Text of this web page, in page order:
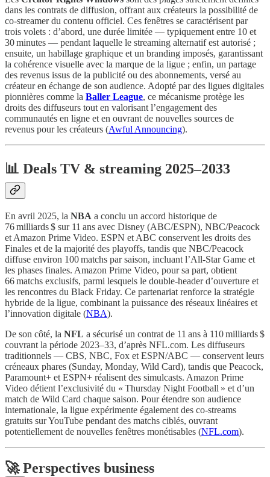
dans les contrats de diffusion, offrant aux créateurs la possibilité de
co‑streamer du contenu officiel. Ces fenêtres se caractérisent par
trois volets : d’abord, une durée limitée — typiquement entre 10 et
30 minutes — pendant laquelle le streaming alternatif est autorisé ;
ensuite, un habillage graphique et un branding imposés, garantissant
la cohérence visuelle avec la marque de la ligue ; enfin, un partage
des revenus issus de la publicité ou des abonnements, versé au
créateur en échange de son audience. Adopté par des ligues digitales
pionnières comme la Baller League, ce mécanisme protège les
droits des diffuseurs tout en valorisant l’engagement des
communautés en ligne et en ouvrant de nouvelles sources de
revenus pour les créateurs (Awful Announcing).
📊 Deals TV & streaming 2025–2033
En avril 2025, la NBA a conclu un accord historique de
76 milliards $ sur 11 ans avec Disney (ABC/ESPN), NBC/Peacock
et Amazon Prime Video. ESPN et ABC conservent les droits des
Finales et de la majorité des playoffs, tandis que NBC/Peacock
diffuse environ 100 matchs par saison, incluant l’All-Star Game et
les phases finales. Amazon Prime Video, pour sa part, obtient
66 matchs exclusifs, parmi lesquels le double-header d’ouverture et
les rencontres du Black Friday. Ce partenariat renforce la stratégie
hybride de la ligue, combinant la puissance des réseaux linéaires et
l’innovation digitale (NBA).
De son côté, la NFL a sécurisé un contrat de 11 ans à 110 milliards $
couvrant la période 2023–33, d’après NFL.com. Les diffuseurs
traditionnels — CBS, NBC, Fox et ESPN/ABC — conservent leurs
créneaux phares (Sunday, Monday, Wild Card), tandis que Peacock,
Paramount+ et ESPN+ réalisent des simulcasts. Amazon Prime
Video détient l’exclusivité du « Thursday Night Football » et d’un
match de Wild Card chaque saison. Pour étendre son audience
internationale, la ligue expérimente également des co‑streams
gratuits sur YouTube pendant des matchs ciblés, ouvrant
potentiellement de nouvelles fenêtres monétisables (NFL.com).
🚀 Perspectives business